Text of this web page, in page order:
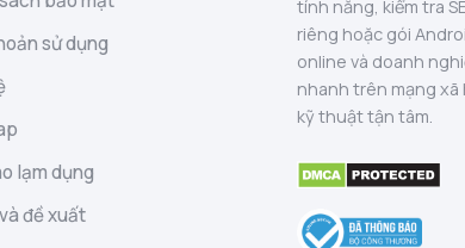
sử dụng
lạm dụng
đề xuất
tính năng, kiểm tra
riêng hoặc gói
online và doanh
nhanh trên mạng
kỹ thuật tận tâm.